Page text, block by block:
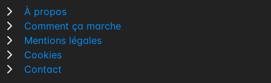
À propos
Comment ça marche
Mentions légales
Cookies
Contact